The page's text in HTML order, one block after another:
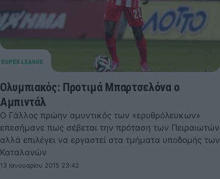
Ολυμπιακός: Προτιμά Μπαρτσελόνα ο
Αμπιντάλ
Ο Γάλλος πρώην αμυντικός των «ερυθρόλευκων»
επεσήμανε πως σέβεται την πρόταση των Πειραιωτών
αλλά επιλέγει να εργαστεί στα τμήματα υποδομής των
Καταλανών
13 Ιανουαρίου 2015 23:42